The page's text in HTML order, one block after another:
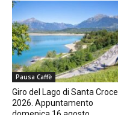
Pausa Caffè
Giro del Lago di Santa Croce
2026. Appuntamento